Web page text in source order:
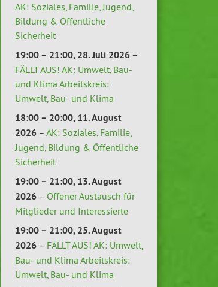
AK: Soziales, Familie, Jugend,
Bildung & Öffentliche
Sicherheit
19:00 – 21:00,28. Juli 2026–
FÄLLT AUS! AK: Umwelt, Bau-
und Klima Arbeitskreis:
Umwelt, Bau- und Klima
18:00 – 20:00,11. August
2026– AK: Soziales, Familie,
Jugend, Bildung & Öffentliche
Sicherheit
19:00 – 21:00,13. August
2026– Offener Austausch für
Mitglieder und Interessierte
19:00 – 21:00,25. August
2026– FÄLLT AUS! AK: Umwelt,
Bau- und Klima Arbeitskreis:
Umwelt, Bau- und Klima